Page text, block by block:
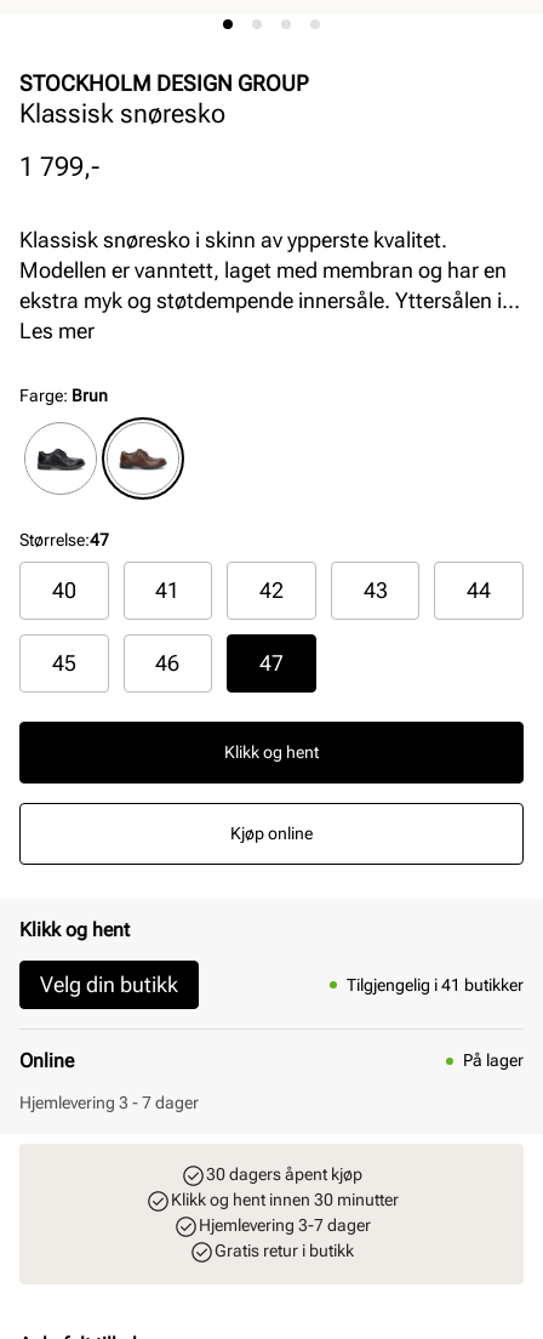
STOCKHOLM DESIGN GROUP
Klassisk snøresko
Pris
1 799,-
Klassisk snøresko i skinn av ypperste kvalitet.
Modellen er vanntett, laget med membran og har en
ekstra myk og støtdempende innersåle. Yttersålen i
helstøpt gummi har et god grep, og veldig
kan brukes til alle anledninger.
Les mer
Farge: Brun
Størrelse:47
40 41 42 43 44
45 46 47
Klikk og hent
Kjøp online
Klikk og hent
Velg din butikk Tilgjengelig i 41 butikker
Online På lager
Hjemlevering 3 - 7 dager
30 dagers åpent kjøp
Klikk og hent innen 30 minutter
Hjemlevering 3-7 dager
Gratis retur i butikk